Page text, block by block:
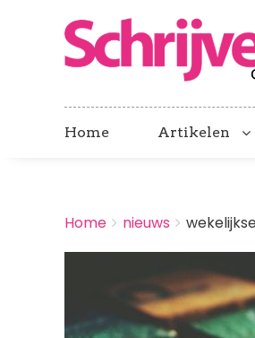
Home Artikelen
BREADCRUMBS
You
Home nieuws